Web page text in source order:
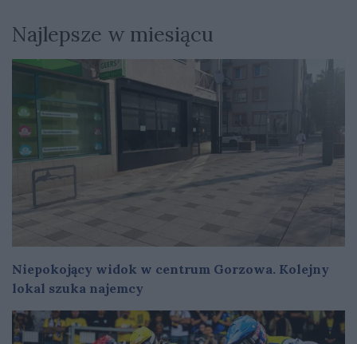
Najlepsze w miesiącu
Niepokojący widok w centrum Gorzowa. Kolejny
lokal szuka najemcy